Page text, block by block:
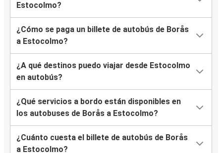
Estocolmo?
¿Cómo se paga un billete de autobús de Borås
a Estocolmo?
¿A qué destinos puedo viajar desde Estocolmo
en autobús?
¿Qué servicios a bordo están disponibles en
los autobuses de Borås a Estocolmo?
¿Cuánto cuesta el billete de autobús de Borås
a Estocolmo?